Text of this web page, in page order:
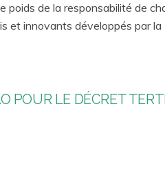
poids de la responsabilité de
et innovants développés par la
POUR LE DÉCRET